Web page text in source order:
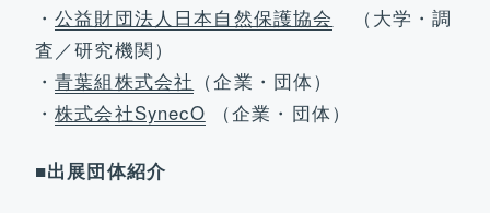
・公益財団法人日本自然保護協会
（大学・調
査／研究機関）
・青葉組株式会社 （企業・団体）
・株式会社SynecO （企業・団体）
■出展団体紹介